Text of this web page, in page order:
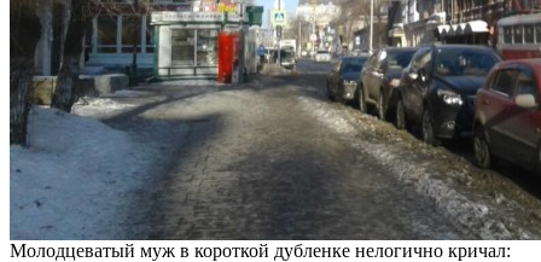
Молодцеватый муж в короткой дубленке нелогично кричал: